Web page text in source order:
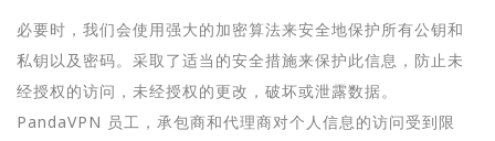
必要时，我们会使用强大的加密算法来安全地保护所有公钥和
私钥以及密码。采取了适当的安全措施来保护此信息，防止未
经授权的访问，未经授权的更改，破坏或泄露数据。
PandaVPN 员工，承包商和代理商对个人信息的访问受到限